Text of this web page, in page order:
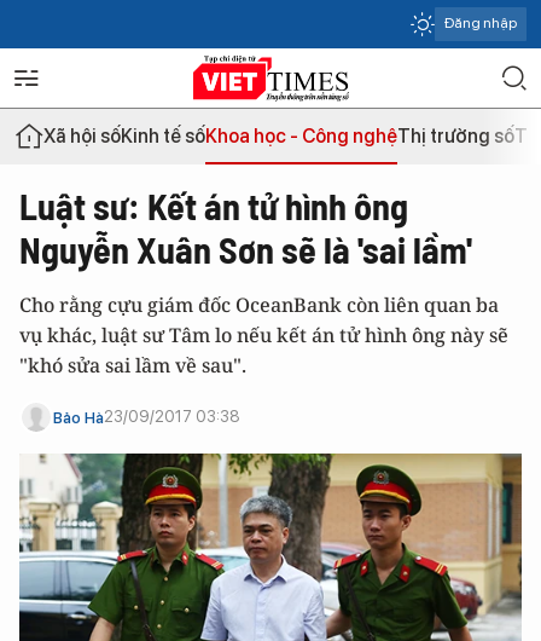
Đăng nhập
Xã hội sốKinh tế sốKhoa học - Công nghệThị trường số
Luật sư: Kết án tử hình ông
Nguyễn Xuân Sơn sẽ là 'sai lầm'
Cho rằng cựu giám đốc OceanBank còn liên quan ba
vụ khác, luật sư Tâm lo nếu kết án tử hình ông này sẽ
"khó sửa sai lầm về sau".
Bảo Hà23/09/2017 03:38